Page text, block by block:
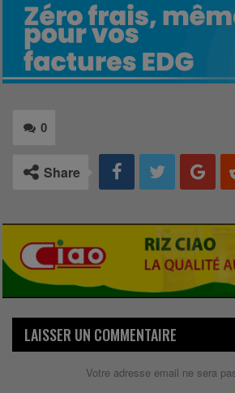
0
Share
LAISSER UN COMMENTAIRE
Votre adresse email ne sera